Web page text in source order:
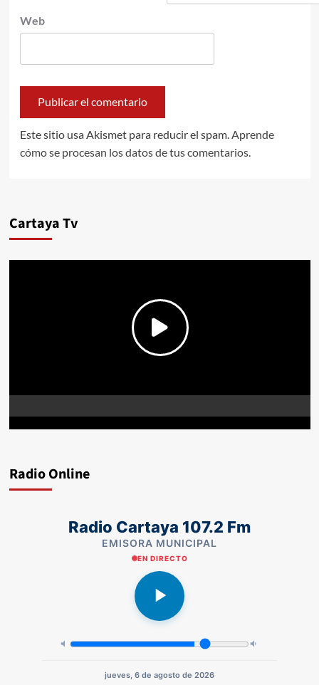
Web
Este sitio usa Akismet para reducir el spam. Aprende
cómo se procesan los datos de tus comentarios.
Cartaya Tv
Radio Online
Radio Cartaya 107.2 Fm
EMISORA MUNICIPAL
EN DIRECTO
jueves, 6 de agosto de 2026